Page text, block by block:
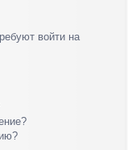
войти на